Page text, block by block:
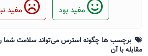
مفید بود مفید
برچسب ها چگونه استرس می‌تواند سلامت شما
مقابله با آن